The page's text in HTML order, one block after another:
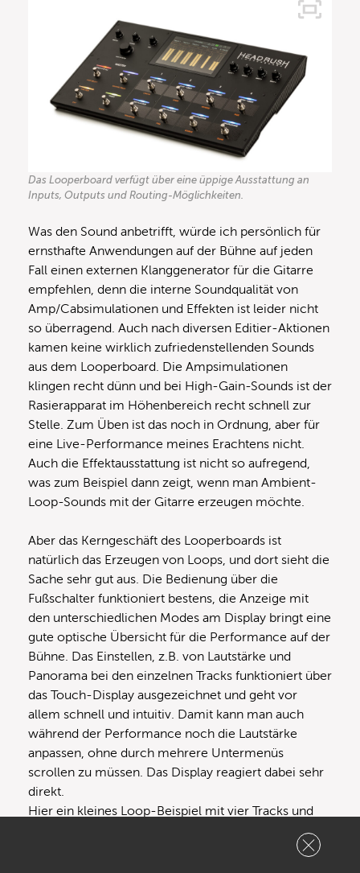
Das Looperboard verfügt über eine üppige Ausstattung an
Inputs, Outputs und Routing-Möglichkeiten.
Was den Sound anbetrifft, würde ich persönlich für
ernsthafte Anwendungen auf der Bühne auf jeden
Fall einen externen Klanggenerator für die Gitarre
empfehlen, denn die interne Soundqualität von
Amp/Cabsimulationen und Effekten ist leider nicht
so überragend. Auch nach diversen Editier-Aktionen
kamen keine wirklich zufriedenstellenden Sounds
aus dem Looperboard. Die Ampsimulationen
klingen recht dünn und bei High-Gain-Sounds ist der
Rasierapparat im Höhenbereich recht schnell zur
Stelle. Zum Üben ist das noch in Ordnung, aber für
eine Live-Performance meines Erachtens nicht.
Auch die Effektausstattung ist nicht so aufregend,
was zum Beispiel dann zeigt, wenn man Ambient-
Loop-Sounds mit der Gitarre erzeugen möchte.
Aber das Kerngeschäft des Looperboards ist
natürlich das Erzeugen von Loops, und dort sieht die
Sache sehr gut aus. Die Bedienung über die
Fußschalter funktioniert bestens, die Anzeige mit
den unterschiedlichen Modes am Display bringt eine
gute optische Übersicht für die Performance auf der
Bühne. Das Einstellen, z.B. von Lautstärke und
Panorama bei den einzelnen Tracks funktioniert über
das Touch-Display ausgezeichnet und geht vor
allem schnell und intuitiv. Damit kann man auch
während der Performance noch die Lautstärke
anpassen, ohne durch mehrere Untermenüs
scrollen zu müssen. Das Display reagiert dabei sehr
direkt.
Hier ein kleines Loop-Beispiel mit vier Tracks und